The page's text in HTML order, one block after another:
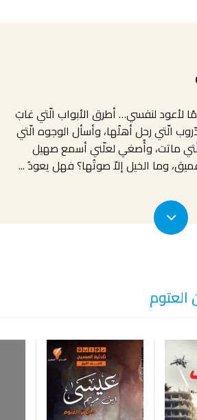
لأعود لنفسي… أطرق الأبواب الّتي غابَ
الّتي رحل أهلُها، وأسأل الوجوه الّتي
الّتي ماتت، وأُصغي لعلّني أسمع صهيل
وما الخيل إلاّ صوتُها؟ فهل يعودُ...
العتوم